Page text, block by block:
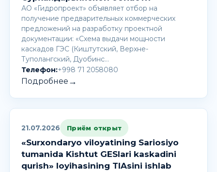
АО «Гидропроект» объявляет отбор на
получение предварительных коммерческих
предложений на разработку проектной
документации: «Схема выдачи мощности
каскадов ГЭС (Киштутский, Верхне-
Туполангский, Дуобинс…
Телефон:+998 71 2058080
Подробнее →
21.07.2026 Приём открыт
«Surxondaryo viloyatining Sariosiyo
tumanida Kishtut GESlari kaskadini
qurish» loyihasining TIAsini ishlab